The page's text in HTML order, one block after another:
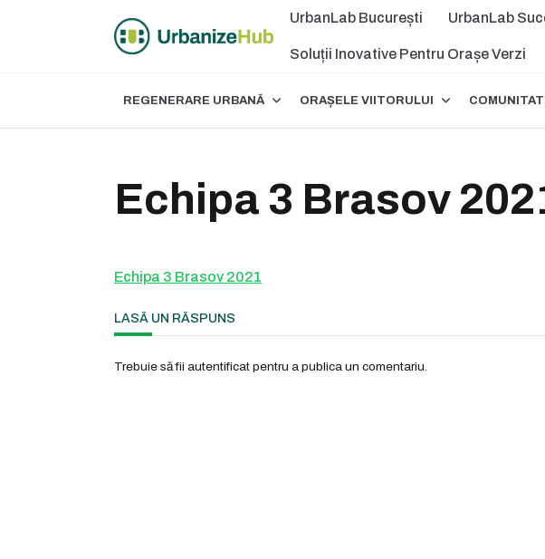
UrbanLab București UrbanLab
Soluții Inovative Pentru Orașe Verzi
REGENERARE URBANĂ ORAȘELE VIITORULUI
Echipa 3 Brasov
Echipa 3 Brasov 2021
LASĂ UN RĂSPUNS
Trebuie să fii autentificat pentru a publica un comentariu.